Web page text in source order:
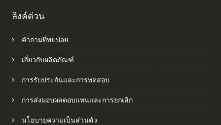
ลิงค์ด่วน
คำถามที่พบบ่อย
เกี่ยวกับผลิตภัณฑ์
การรับประกันและการทดสอบ
การส่งมอบผลตอบแทนและการยกเลิก
นโยบายความเป็นส่วนตัว